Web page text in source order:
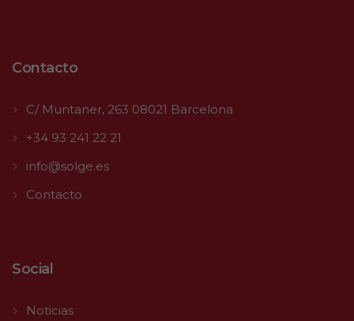
Contacto
C/ Muntaner, 263 08021 Barcelona
+34 93 241 22 21
info@solge.es
Contacto
Social
Noticias